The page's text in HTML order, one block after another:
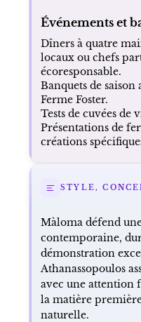
Événements et
Dîners à quatre
locaux ou chefs
écoresponsable.
Banquets de
Ferme Foster.
Tests de cuvées de
Présentations de
créations
STYLE,
Màloma défend
contemporaine,
démonstration
Athanassopoulos
avec une attention
la matière
naturelle.